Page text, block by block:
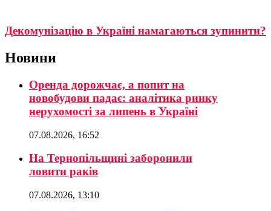
Декомунізацію в Україні намагаються зупинити?
Новини
Оренда дорожчає, а попит на
новобудови падає: аналітика ринку
нерухомості за липень в Україні
07.08.2026, 16:52
На Тернопільщині заборонили
ловити раків
07.08.2026, 13:10